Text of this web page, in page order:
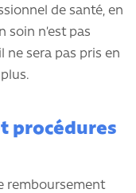
de santé, en
soin n’est pas
ne sera pas pris en
procédures
remboursement